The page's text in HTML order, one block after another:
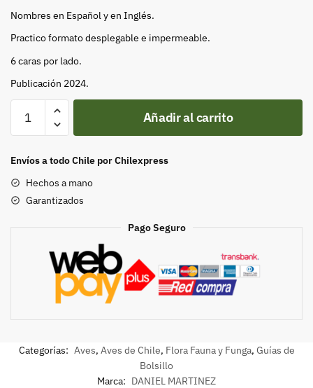
Nombres en Español y en Inglés.
Practico formato desplegable e impermeable.
6 caras por lado.
Publicación 2024.
CONTINENTALES
CHILE
–
INLAND
CENTRAL
Añadir al carrito
Envíos a todo Chile por Chilexpress
Hechos a mano
Garantizados
Pago Seguro
Categorías: Aves, Aves de Chile, Flora Fauna y Funga, Guías de
Bolsillo
Marca: DANIEL MARTINEZ